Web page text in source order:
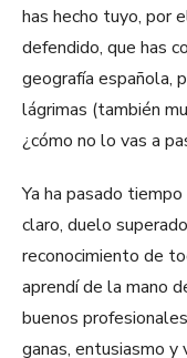
has hecho tuyo, por
defendido, que has
geografía española,
lágrimas (también
¿cómo no lo vas a
Ya ha pasado
claro, duelo
reconocimiento de
aprendí de la mano
buenos
ganas, entusiasmo